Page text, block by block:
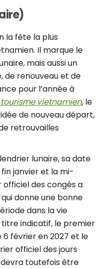
la fête la plus
Il marque le
mais aussi un
de renouveau et de
pour l’année à
vietnamien, le
de nouveau départ,
retrouvailles
lunaire, sa date
janvier et la mi-
officiel des congés a
donne une bonne
dans la vie
indicatif, le premier
février en 2027 et le
officiel des jours
toutefois être